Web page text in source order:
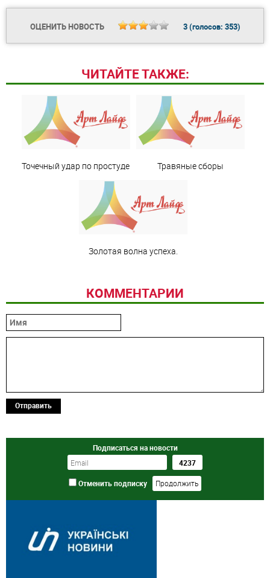
ОЦЕНИТЬ НОВОСТЬ 3(голосов: 353)
ЧИТАЙТЕ ТАКЖЕ:
Точечный удар по простуде Травяные сборы
Золотая волна успеха.
КОММЕНТАРИИ
Отправить
Подписаться на новости
Отменить подписку